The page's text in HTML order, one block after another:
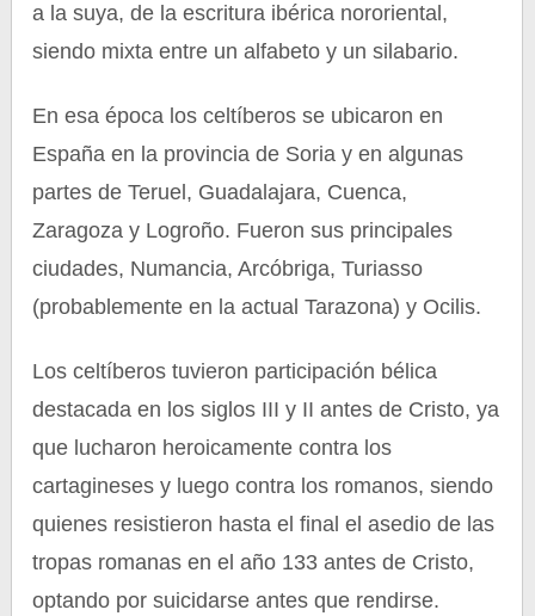
a la suya, de la escritura ibérica nororiental,
siendo mixta entre un alfabeto y un silabario.
En esa época los celtíberos se ubicaron en
España en la provincia de Soria y en algunas
partes de Teruel, Guadalajara, Cuenca,
Zaragoza y Logroño. Fueron sus principales
ciudades, Numancia, Arcóbriga, Turiasso
(probablemente en la actual Tarazona) y Ocilis.
Los celtíberos tuvieron participación bélica
destacada en los siglos III y II antes de Cristo, ya
que lucharon heroicamente contra los
cartagineses y luego contra los romanos, siendo
quienes resistieron hasta el final el asedio de las
tropas romanas en el año 133 antes de Cristo,
optando por suicidarse antes que rendirse.